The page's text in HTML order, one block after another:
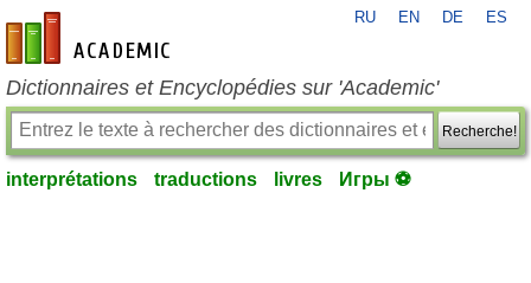
fr-academic.com
RU EN DE ES
Dictionnaires et Encyclopédies sur 'Academic'
Recherche!
interprétations traductions livres Игры ⚽